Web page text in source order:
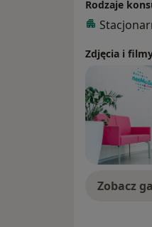
Rodzaje
Zdjęcia i
Zobacz